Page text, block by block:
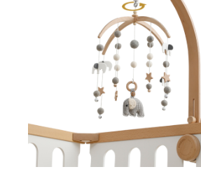
カートへ進む